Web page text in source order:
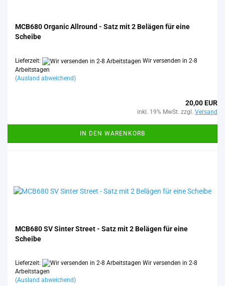
MCB680 Or­ga­nic All­round - Satz mit 2 Be­lä­gen für eine
Schei­be
Lieferzeit:
Wir versenden in 2-8
Arbeitstagen
(Ausland abweichend)
20,00 EUR
inkl. 19% MwSt. zzgl. Versand
IN DEN WARENKORB
MCB680 SV Sin­ter Street - Satz mit 2 Be­lä­gen für eine
Schei­be
Lieferzeit:
Wir versenden in 2-8
Arbeitstagen
(Ausland abweichend)